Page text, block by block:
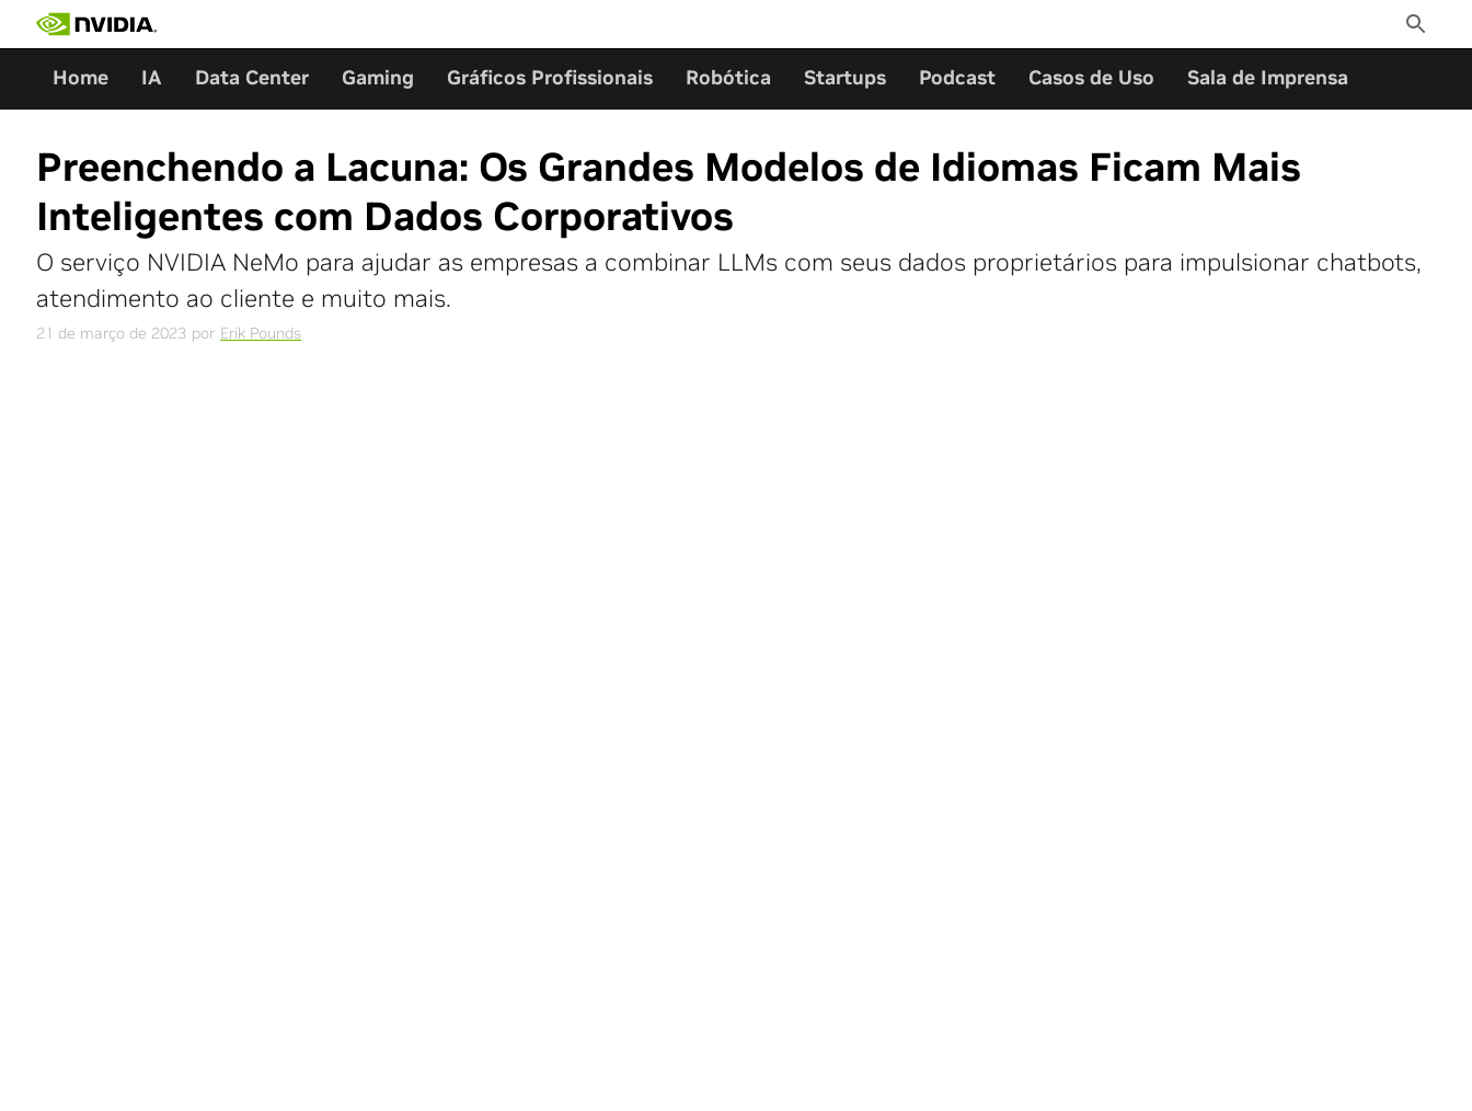
Toggle
Search
Home IA Data Center Gaming Gráficos Profissionais Robótica Startups Podcast Casos de Uso Sala de Imprensa
Preenchendo a Lacuna: Os Grandes Modelos de Idiomas Ficam Mais
Inteligentes com Dados Corporativos
O serviço NVIDIA NeMo para ajudar as empresas a combinar LLMs com seus dados proprietários para impulsionar chatbots,
atendimento ao cliente e muito mais.
21 de março de 2023 por Erik Pounds